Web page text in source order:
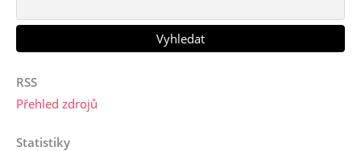
RSS
Přehled zdrojů
Statistiky